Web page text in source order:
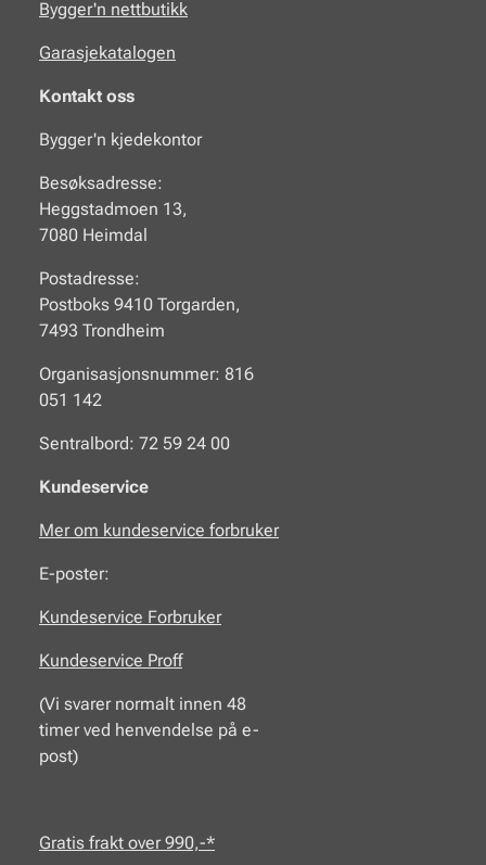
Bygger'n nettbutikk
Garasjekatalogen
Kontakt oss
Bygger'n kjedekontor
Besøksadresse:
Heggstadmoen 13,
7080 Heimdal
Postadresse:
Postboks 9410 Torgarden,
7493 Trondheim
Organisasjonsnummer: 816
051 142
Sentralbord: 72 59 24 00
Kundeservice
Mer om kundeservice forbruker
E-poster:
Kundeservice Forbruker
Kundeservice Proff
(Vi svarer normalt innen 48
timer ved henvendelse på e-
post)
Gratis frakt over 990,-*